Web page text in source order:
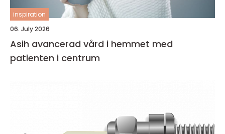
inspiration
06. July 2026
Asih avancerad vård i hemmet med
patienten i centrum